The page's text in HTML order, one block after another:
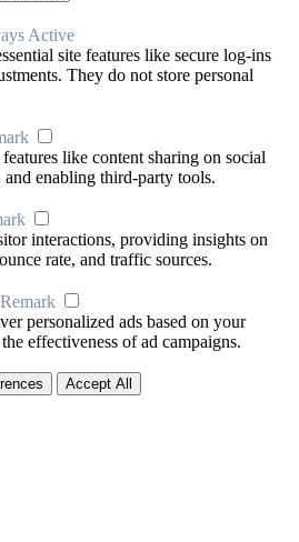
Active
site features like secure log-ins
They do not store personal
like content sharing on social
enabling third-party tools.
interactions, providing insights on
rate, and traffic sources.
Remark
personalized ads based on your
effectiveness of ad campaigns.
Accept All